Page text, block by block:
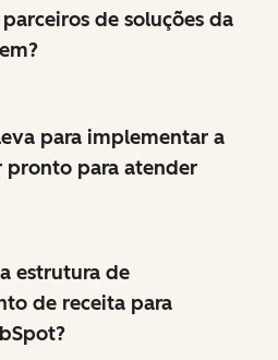
de soluções da
para implementar a
pronto para atender
estrutura de
de receita para